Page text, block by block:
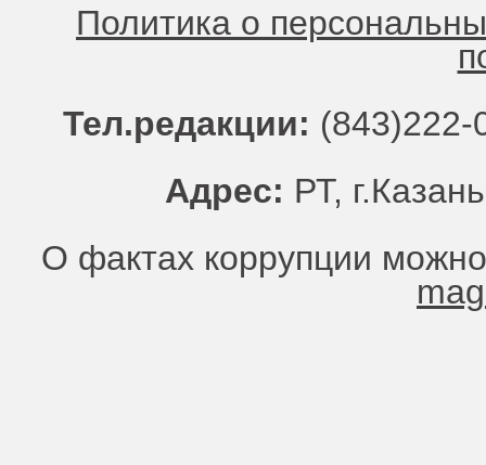
Политика о
Тел.редакции:
Адрес: РТ,
О фактах коррупции